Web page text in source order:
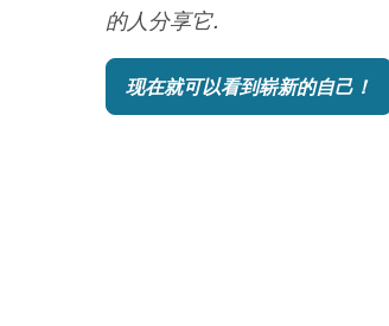
的人分享它.
现在就可以看到崭新的自己！